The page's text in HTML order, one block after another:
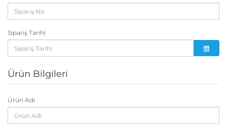
Sipariş Tarihi
Ürün Bilgileri
Ürün Adı